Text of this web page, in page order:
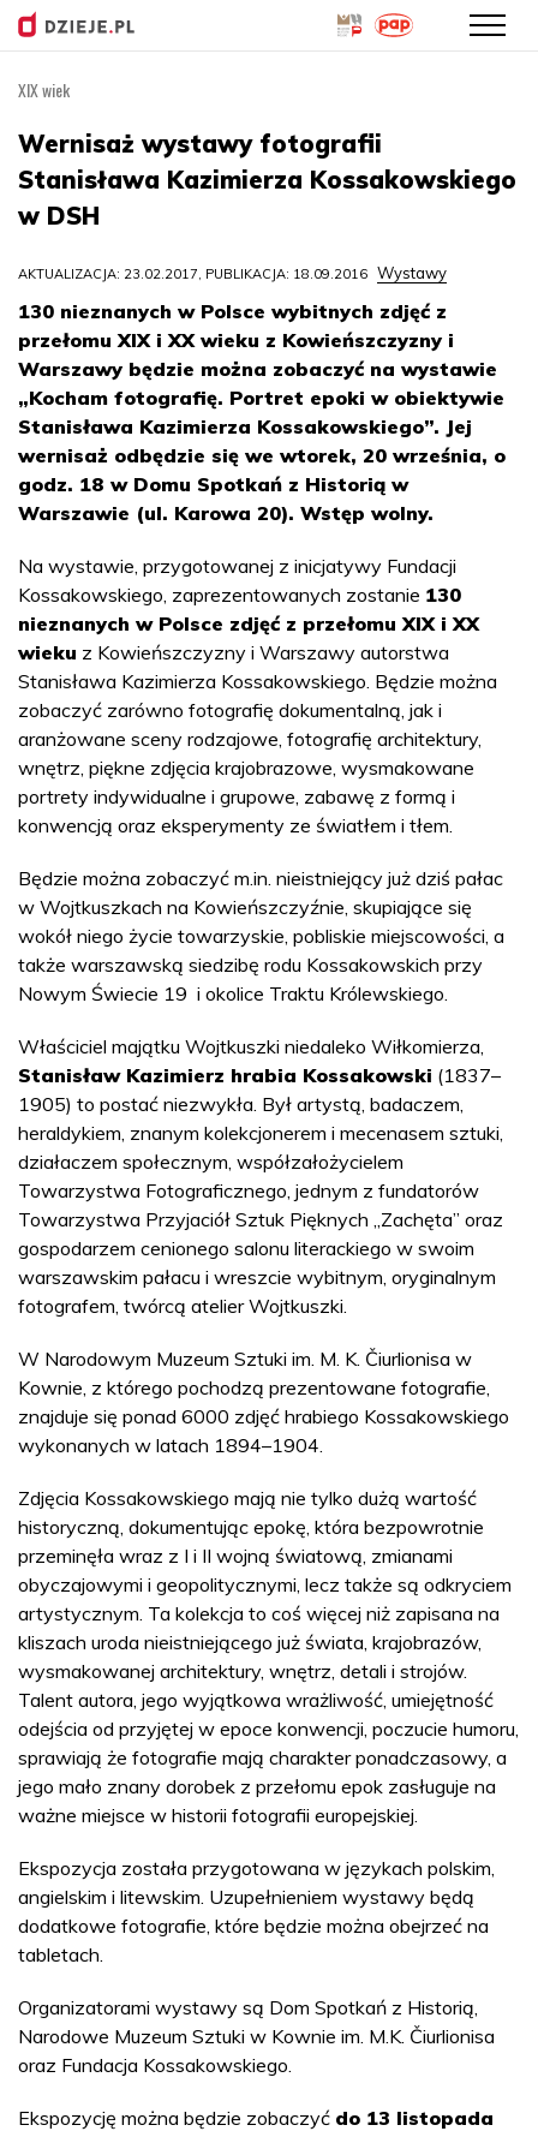
treści
XIX wiek
Wernisaż wystawy fotografii
Stanisława Kazimierza Kossakowskiego
w DSH
AKTUALIZACJA: 23.02.2017, PUBLIKACJA: 18.09.2016 Wystawy
130 nieznanych w Polsce wybitnych zdjęć z
przełomu XIX i XX wieku z Kowieńszczyzny i
Warszawy będzie można zobaczyć na wystawie
„Kocham fotografię. Portret epoki w obiektywie
Stanisława Kazimierza Kossakowskiego”. Jej
wernisaż odbędzie się we wtorek, 20 września, o
godz. 18 w Domu Spotkań z Historią w
Warszawie (ul. Karowa 20). Wstęp wolny.
Na wystawie, przygotowanej z inicjatywy Fundacji
Kossakowskiego, zaprezentowanych zostanie 130
nieznanych w Polsce zdjęć z przełomu XIX i XX
wieku z Kowieńszczyzny i Warszawy autorstwa
Stanisława Kazimierza Kossakowskiego. Będzie można
zobaczyć zarówno fotografię dokumentalną, jak i
aranżowane sceny rodzajowe, fotografię architektury,
wnętrz, piękne zdjęcia krajobrazowe, wysmakowane
portrety indywidualne i grupowe, zabawę z formą i
konwencją oraz eksperymenty ze światłem i tłem.
Będzie można zobaczyć m.in. nieistniejący już dziś pałac
w Wojtkuszkach na Kowieńszczyźnie, skupiające się
wokół niego życie towarzyskie, pobliskie miejscowości, a
także warszawską siedzibę rodu Kossakowskich przy
Nowym Świecie 19 i okolice Traktu Królewskiego.
Właściciel majątku Wojtkuszki niedaleko Wiłkomierza,
Stanisław Kazimierz hrabia Kossakowski (1837–
1905) to postać niezwykła. Był artystą, badaczem,
heraldykiem, znanym kolekcjonerem i mecenasem sztuki,
działaczem społecznym, współzałożycielem
Towarzystwa Fotograficznego, jednym z fundatorów
Towarzystwa Przyjaciół Sztuk Pięknych „Zachęta” oraz
gospodarzem cenionego salonu literackiego w swoim
warszawskim pałacu i wreszcie wybitnym, oryginalnym
fotografem, twórcą atelier Wojtkuszki.
W Narodowym Muzeum Sztuki im. M. K. Čiurlionisa w
Kownie, z którego pochodzą prezentowane fotografie,
znajduje się ponad 6000 zdjęć hrabiego Kossakowskiego
wykonanych w latach 1894–1904.
Zdjęcia Kossakowskiego mają nie tylko dużą wartość
historyczną, dokumentując epokę, która bezpowrotnie
przeminęła wraz z I i II wojną światową, zmianami
obyczajowymi i geopolitycznymi, lecz także są odkryciem
artystycznym. Ta kolekcja to coś więcej niż zapisana na
kliszach uroda nieistniejącego już świata, krajobrazów,
wysmakowanej architektury, wnętrz, detali i strojów.
Talent autora, jego wyjątkowa wrażliwość, umiejętność
odejścia od przyjętej w epoce konwencji, poczucie humoru,
sprawiają że fotografie mają charakter ponadczasowy, a
jego mało znany dorobek z przełomu epok zasługuje na
ważne miejsce w historii fotografii europejskiej.
Ekspozycja została przygotowana w językach polskim,
angielskim i litewskim. Uzupełnieniem wystawy będą
dodatkowe fotografie, które będzie można obejrzeć na
tabletach.
Organizatorami wystawy są Dom Spotkań z Historią,
Narodowe Muzeum Sztuki w Kownie im. M.K. Čiurlionisa
oraz Fundacja Kossakowskiego.
Ekspozycję można będzie zobaczyć do 13 listopada